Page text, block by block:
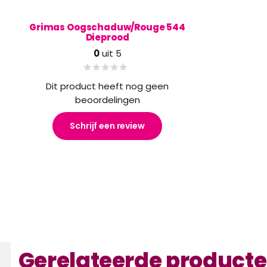
Grimas Oogschaduw/Rouge 544
Dieprood
0uit 5
Dit product heeft nog geen
beoordelingen
Schrijf een review
Gerelateerde